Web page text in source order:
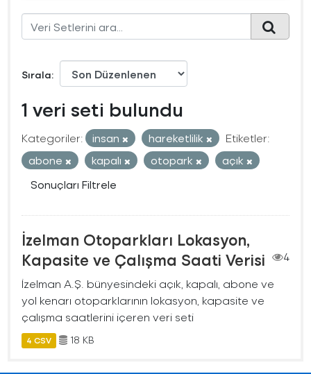
Sırala
1 veri seti bulundu
Kategoriler: insan hareketlilik
Etiketler:
abone
kapalı otopark
açık
Sonuçları Filtrele
İzelman Otoparkları Lokasyon,
Kapasite ve Çalışma Saati Verisi
4
İzelman A.Ş. bünyesindeki açık, kapalı, abone ve
yol kenarı otoparklarının lokasyon, kapasite ve
çalışma saatlerini içeren veri seti
4 CSV 18 KB